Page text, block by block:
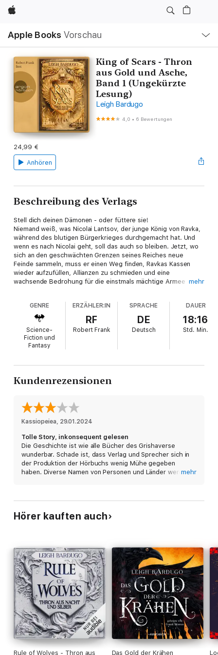
Apple
Apple Books Vorschau
Navigation
Menü
öffnen
King of Scars - Thron
aus Gold und Asche,
Band 1 (Ungekürzte
Lesung)
Leigh Bardugo
4,0 • 6 Bewertungen
24,99 €
Anhören
Beschreibung des Verlags
Stell dich deinen Dämonen - oder füttere sie!
Niemand weiß, was Nicolai Lantsov, der junge König von Ravka,
während des blutigen Bürgerkrieges durchgemacht hat. Und
wenn es nach Nicolai geht, soll das auch so bleiben. Jetzt, wo
sich an den geschwächten Grenzen seines Reiches neue
Feinde sammeln, muss er einen Weg finden, Ravkas Kassen
wieder aufzufüllen, Allianzen zu schmieden und eine
wachsende Bedrohung für die einstmals mächtige Armee der
was er aufgebaut hat. Schließlich begibt sich Nicolai mit der
legendären Magierin Zoja auf eine gefährliche Reise zu jenen
Orten in Ravka, an denen die stärkste Magie überdauert hat.
Möglicherweise besteht so eine Chance, sein dunkles
Vermächtnis zu bannen ...
mehr
GENRE
Science-
Fiction und
Fantasy
ERZÄHLER:IN
RF
Robert Frank
SPRACHE
DE
Deutsch
DAUER
18:16
Std. Min.
Kundenrezensionen
Kassiopeiea 29.01.2024
Tolle Story, inkonsequent gelesen
Die Geschichte ist wie alle Bücher des Grishaverse
wunderbar. Schade ist, dass Verlag und Sprecher sich in
der Produktion der Hörbuchs wenig Mühe gegeben
haben. Diverse Namen von Personen und Länder werden
schwache Leistung.
mehr
Hörer kauften auch
Rule of Wolves - Thron aus Das Gold der Krähen